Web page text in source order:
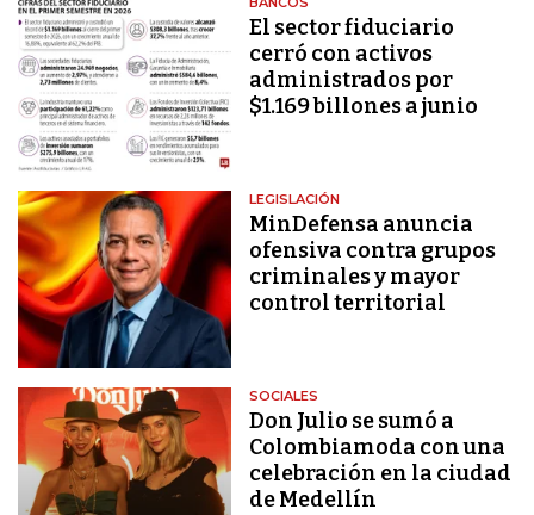
El sector fiduciario
cerró con activos
administrados por
$1.169 billones a junio
LEGISLACIÓN
MinDefensa anuncia
ofensiva contra grupos
criminales y mayor
control territorial
SOCIALES
Don Julio se sumó a
Colombiamoda con una
celebración en la ciudad
de Medellín